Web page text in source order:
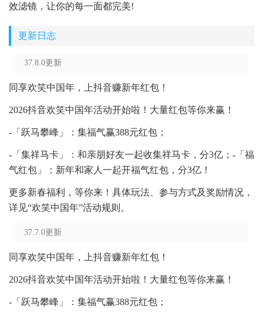
效滤镜，让你的每一面都完美!
更新日志
37.8.0更新
同享欢笑中国年，上抖音赚新年红包！
2026抖音欢笑中国年活动开始啦！大量红包等你来赢！
-「跃马攀峰」：集福气赢388元红包；
-「集祥马卡」：和亲朋好友一起收集祥马卡，分3亿；-「福
气红包」：新年和家人一起开福气红包，分3亿！
更多新春福利，等你来！具体玩法、参与方式及奖励情况，
详见“欢笑中国年”活动规则。
37.7.0更新
同享欢笑中国年，上抖音赚新年红包！
2026抖音欢笑中国年活动开始啦！大量红包等你来赢！
-「跃马攀峰」：集福气赢388元红包；